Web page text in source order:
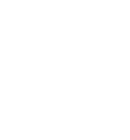
дисков